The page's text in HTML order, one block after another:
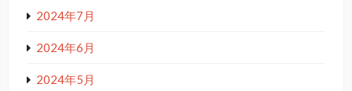
2024年7月
2024年6月
2024年5月